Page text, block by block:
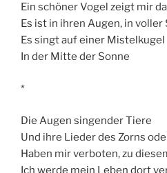
Ein schöner Vogel zeigt mir
Es ist in ihren Augen, in voller
Es singt auf einer Mistelkugel
In der Mitte der Sonne
*
Die Augen singender Tiere
Und ihre Lieder des Zorns
Haben mir verboten, zu
Ich werde mein Leben dort